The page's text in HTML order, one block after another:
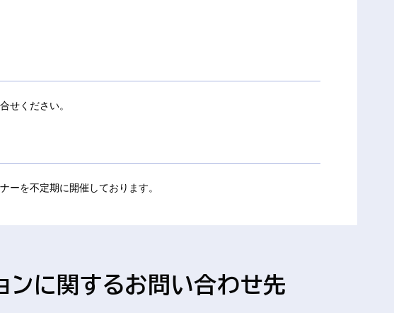
せください。
ーを不定期に開催しております。
ンに関するお問い合わせ先